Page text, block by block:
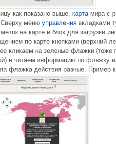
как показано выше, картамира с
меню управлениявкладками
на карте и блок для загрузки
по карте кнопками (верхний
кликаем на зеленые флажки (тоже
и читаем информацию по флажку
флажка действия разные. Пример